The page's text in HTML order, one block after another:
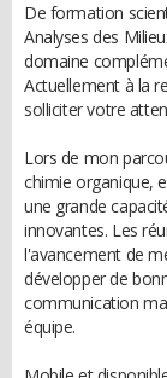
De formation
Analyses des
domaine
Actuellement à la
solliciter votre
Lors de mon
chimie organique,
une grande
innovantes. Les
l'avancement de
développer de
communication
équipe.